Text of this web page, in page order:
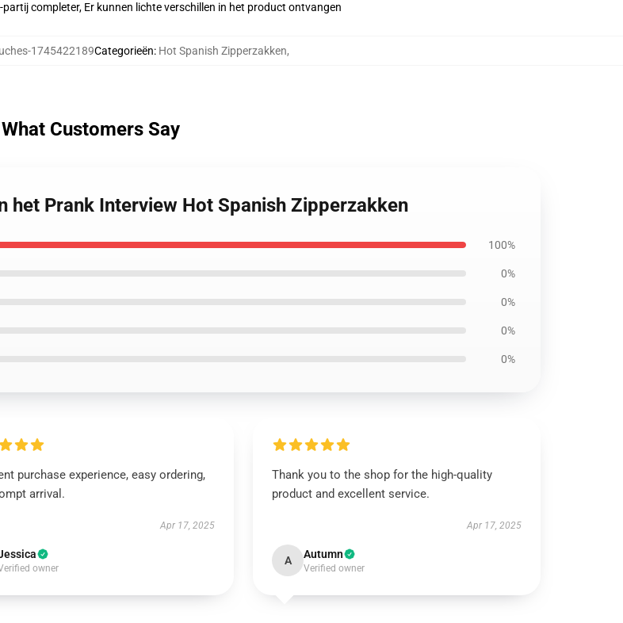
completer, Er kunnen lichte verschillen in het product ontvangen
1745422189Categorieën: Hot Spanish Zipperzakken,
What Customers Say
het Prank Interview Hot Spanish Zipperzakken
100%
0%
0%
0%
0%
purchase experience, easy ordering,
arrival.
Apr 17, 2025
owner
Thank you to the shop for the high-quality
product and excellent service.
Apr 17, 2025
A Autumn
Verified owner